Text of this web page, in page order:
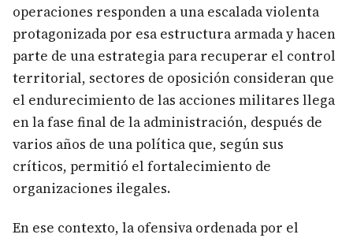
operaciones responden a una escalada violenta
protagonizada por esa estructura armada y hacen
parte de una estrategia para recuperar el control
territorial, sectores de oposición consideran que
el endurecimiento de las acciones militares llega
en la fase final de la administración, después de
varios años de una política que, según sus
críticos, permitió el fortalecimiento de
organizaciones ilegales.
En ese contexto, la ofensiva ordenada por el